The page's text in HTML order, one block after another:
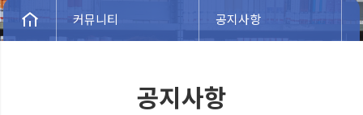
커뮤니티 공지사항
공지사항